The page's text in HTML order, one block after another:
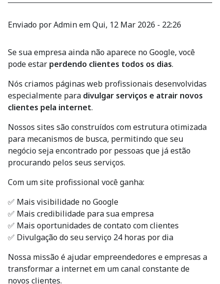
Enviado porAdminemQui, 12 Mar 2026 - 22:26
Se sua empresa ainda não aparece no Google, você
pode estar perdendo clientes todos os dias.
Nós criamos páginas web profissionais desenvolvidas
especialmente para divulgar serviços e atrair novos
clientes pela internet.
Nossos sites são construídos com estrutura otimizada
para mecanismos de busca, permitindo que seu
negócio seja encontrado por pessoas que já estão
procurando pelos seus serviços.
Com um site profissional você ganha:
✅ Mais visibilidade no Google
✅ Mais credibilidade para sua empresa
✅ Mais oportunidades de contato com clientes
✅ Divulgação do seu serviço 24 horas por dia
Nossa missão é ajudar empreendedores e empresas a
transformar a internet em um canal constante de
novos clientes.